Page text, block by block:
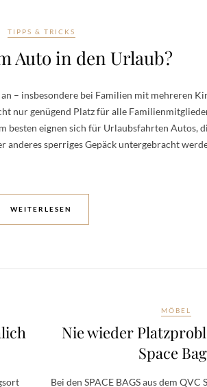
TIPPS & TRICKS
Auto in den Urlaub?
– insbesondere bei Familien mit mehreren
nur genügend Platz für alle
besten eignen sich für Urlaubsfahrten Autos,
sperriges Gepäck untergebracht
WEITERLESEN
MÖBEL
Nie wieder
Space
Bei den SPACE BAGS aus dem